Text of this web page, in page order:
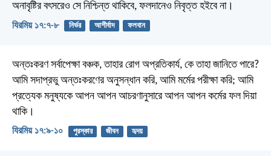
অনাবৃষ্টির বৎসরেও সে নিশ্চিন্ত থাকিবে, ফলদানেও নিবৃত্ত হইবে না।
যিরমিয় ১৭:৭-৮ নির্ভর আশীর্বাদ ফলবান
অন্তঃকরণ সর্বাপেক্ষা বঞ্চক, তাহার রোগ অপ্রতিকার্য, কে তাহা জানিতে পারে?
আমি সদাপ্রভু অন্তঃকরণের অনুসন্ধান করি, আমি মর্মের পরীক্ষা করি; আমি
প্রত্যেক মনুষ্যকে আপন আপন আচরণানুসারে আপন আপন কর্মের ফল দিয়া
থাকি।
যিরমিয় ১৭:৯-১০ পুরস্কার জীবন হৃদয়